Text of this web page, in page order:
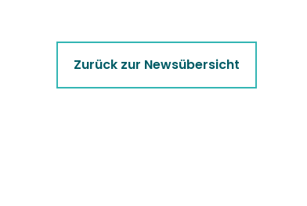
Zurück zur Newsübersicht